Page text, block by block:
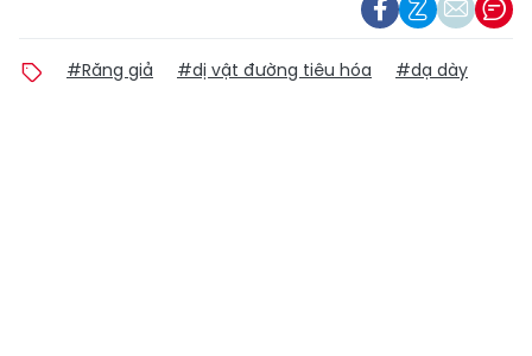
#Răng giả #dị vật đường tiêu hóa #dạ dày